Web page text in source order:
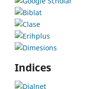
Indices